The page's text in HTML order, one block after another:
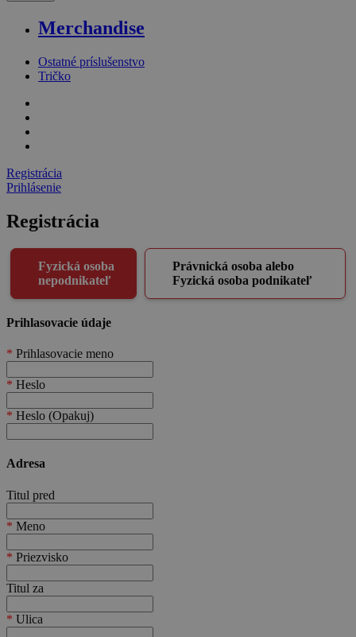
Merchandise
Ostatné príslušenstvo
Tričko
Registrácia
Prihlásenie
Registrácia
Fyzická osoba
nepodnikateľ
Právnická osoba alebo
Fyzická osoba podnikateľ
Prihlasovacie údaje
* Prihlasovacie meno
* Heslo
* Heslo (Opakuj)
Adresa
Titul pred
* Meno
* Priezvisko
Titul za
* Ulica